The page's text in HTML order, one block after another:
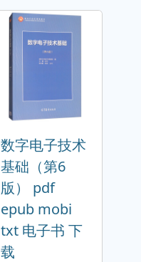
数字电子技术
基础（第6
版） pdf
epub mobi
txt 电子书 下
载